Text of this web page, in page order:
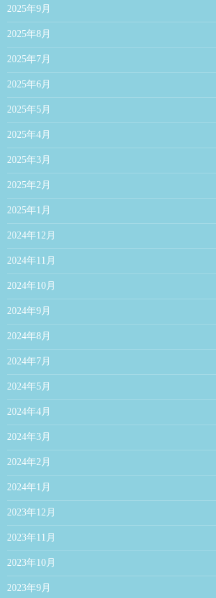
2025年9月
2025年8月
2025年7月
2025年6月
2025年5月
2025年4月
2025年3月
2025年2月
2025年1月
2024年12月
2024年11月
2024年10月
2024年9月
2024年8月
2024年7月
2024年5月
2024年4月
2024年3月
2024年2月
2024年1月
2023年12月
2023年11月
2023年10月
2023年9月